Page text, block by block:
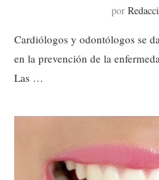
por
Cardiólogos y odontólogos se
en la prevención de la
Las …